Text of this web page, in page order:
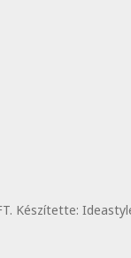
Készítette: